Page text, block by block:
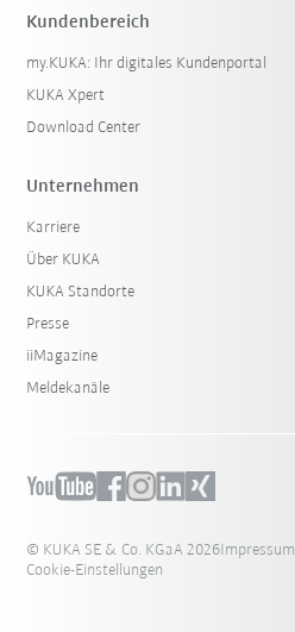
Kundenbereich
my.KUKA: Ihr digitales Kundenportal
KUKA Xpert
Download Center
Unternehmen
Karriere
Über KUKA
KUKA Standorte
Presse
iiMagazine
Meldekanäle
© KUKA SE & Co. KGaA 2026Impressum
Cookie-Einstellungen